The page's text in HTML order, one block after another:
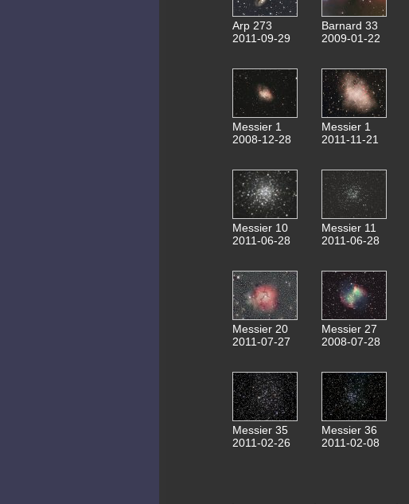
Arp 273
2011-09-29
Barnard 33
2009-01-22
Messier 1
2008-12-28
Messier 1
2011-11-21
Messier 10
2011-06-28
Messier 11
2011-06-28
Messier 20
2011-07-27
Messier 27
2008-07-28
Messier 35
2011-02-26
Messier 36
2011-02-08